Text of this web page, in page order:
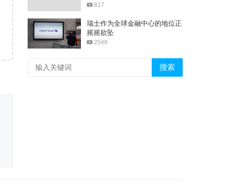
817
瑞士作为全球金融中心的地位正
摇摇欲坠
2548
搜索